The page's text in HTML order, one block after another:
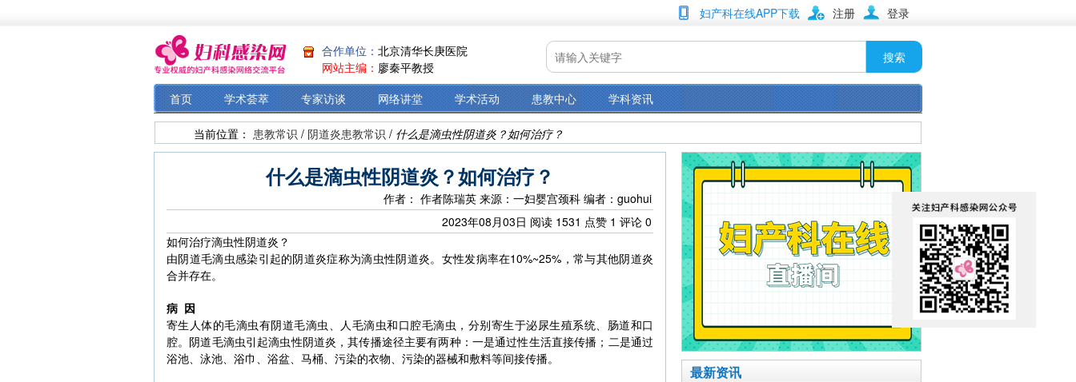
妇产科在线APP下载 注册 登录
合作单位： 北京清华长庚医院
网站主编： 廖秦平教授
搜索
首页 学术荟萃 专家访谈 网络讲堂 学术活动 患教中心 学科资讯
当前位置： 患教常识 / 阴道炎患教常识 / 什么是滴虫性阴道炎？如何治疗？
什么是滴虫性阴道炎？如何治疗？
作者： 作者陈瑞英 来源：一妇婴宫颈科 编者：guohui
2023年08月03日 阅读 1531 点赞 1 评论 0
如何治疗滴虫性阴道炎？
由阴道毛滴虫感染引起的阴道炎症称为滴虫性阴道炎。女性发病率在10%~25%，常与其他阴道炎
合并存在。
病 因
寄生人体的毛滴虫有阴道毛滴虫、人毛滴虫和口腔毛滴虫，分别寄生于泌尿生殖系统、肠道和口
腔。阴道毛滴虫引起滴虫性阴道炎，其传播途径主要有两种：一是通过性生活直接传播；二是通过
浴池、泳池、浴巾、浴盆、马桶、污染的衣物、污染的器械和敷料等间接传播。
最新资讯